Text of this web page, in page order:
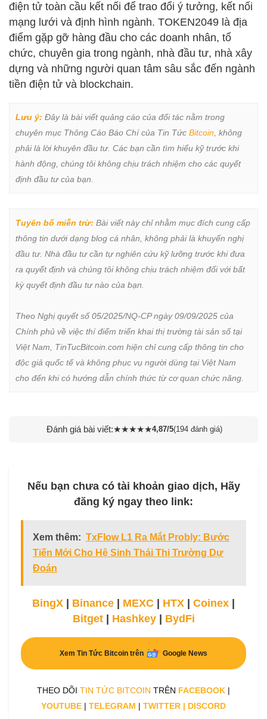
điện tử toàn cầu kết nối để trao đổi ý tưởng, kết nối
mạng lưới và định hình ngành. TOKEN2049 là địa
điểm gặp gỡ hàng đầu cho các doanh nhân, tổ
chức, chuyên gia trong ngành, nhà đầu tư, nhà xây
dựng và những người quan tâm sâu sắc đến ngành
tiền điện tử và blockchain.
Lưu ý: Đây là bài viết quảng cáo của đối tác nằm trong
chuyên mục Thông Cáo Báo Chí của Tin Tức Bitcoin , không
phải là lời khuyên đầu tư. Các bạn cần tìm hiểu kỹ trước khi
hành động, chúng tôi không chịu trách nhiệm cho các quyết
định đầu tư của bạn.
Tuyên bố miễn trừ: Bài viết này chỉ nhằm mục đích cung cấp
thông tin dưới dạng blog cá nhân, không phải là khuyến nghị
đầu tư. Nhà đầu tư cần tự nghiên cứu kỹ lưỡng trước khi đưa
ra quyết định và chúng tôi không chịu trách nhiệm đối với bất
kỳ quyết định đầu tư nào của bạn.
Theo Nghị quyết số 05/2025/NQ-CP ngày 09/09/2025 của
Chính phủ về việc thí điểm triển khai thị trường tài sản số tại
Việt Nam, TinTucBitcoin.com hiện chỉ cung cấp thông tin cho
độc giả quốc tế và không phục vụ người dùng tại Việt Nam
cho đến khi có hướng dẫn chính thức từ cơ quan chức năng.
Đánh giá bài viết:★★★★★4,87/5(194 đánh giá)
Nếu bạn chưa có tài khoản giao dịch, Hãy
đăng ký ngay theo link:
Xem thêm: TxFlow L1 Ra Mắt Probly: Bước
Tiến Mới Cho Hệ Sinh Thái Thị Trường Dự
Đoán
BingX Binance MEXC HTX Coinex
Bitget| Hashkey| BydFi
Xem Tin Tức Bitcoin trên Google News
THEO DÕI TIN TỨC BITCOIN TRÊN FACEBOOK |
YOUTUBE | TELEGRAM | TWITTER | DISCORD